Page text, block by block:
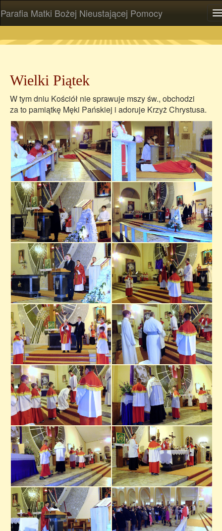
Parafia Matki Bożej Nieustającej Pomocy
Wielki Piątek
W tym dniu Kościół nie sprawuje mszy św., obchodzi
za to pamiątkę Męki Pańskiej i adoruje Krzyż Chrystusa.